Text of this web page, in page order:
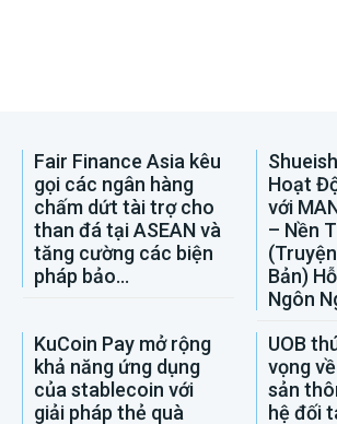
Fair Finance Asia kêu
gọi các ngân hàng
chấm dứt tài trợ cho
than đá tại ASEAN và
tăng cường các biện
pháp bảo...
Hoạt
với
– Nền
Bản)
Ngôn
KuCoin Pay mở rộng
khả năng ứng dụng
của stablecoin với
giải pháp thẻ quà
UOB
vọng
sản
hệ đối